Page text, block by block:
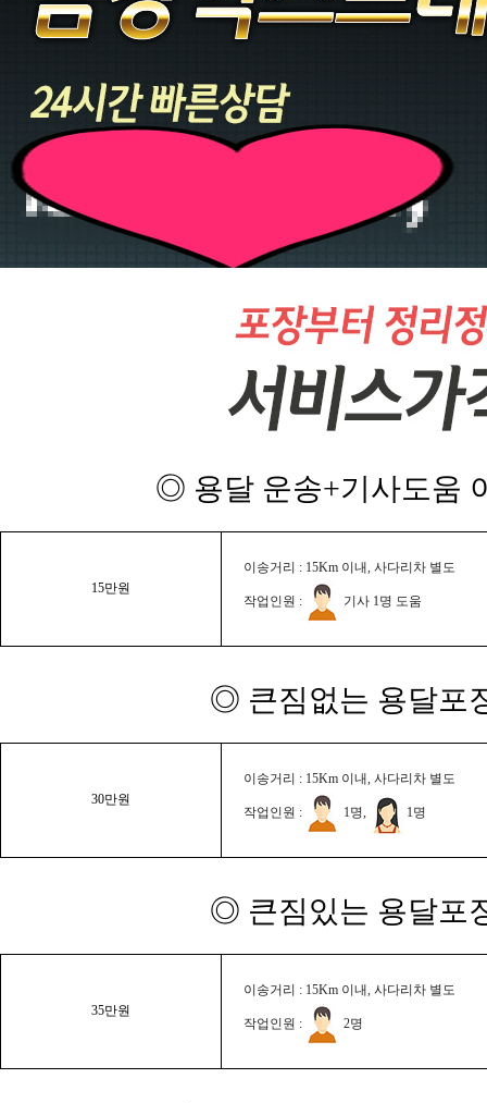
◎ 용달 운송+기사도움
15만원
이송거리 : 15Km 이내, 사다리차 별도
작업인원 : 기사 1명 도움
◎ 큰짐없는 용달포
30만원
이송거리 : 15Km 이내, 사다리차 별도
작업인원 : 1명, 1명
◎ 큰짐있는 용달포
35만원
이송거리 : 15Km 이내, 사다리차 별도
작업인원 : 2명